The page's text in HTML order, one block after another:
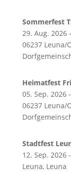
Sommerfest
29. Aug. 2026
06237 Leuna/
Heimatfest
05. Sep. 2026
06237 Leuna/
Stadtfest
12. Sep. 2026
Leuna, Leuna